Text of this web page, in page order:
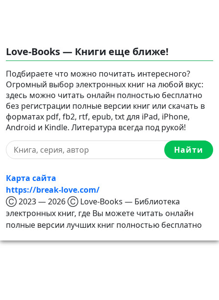
Love-Books — Книги еще ближе!
Подбираете что можно почитать интересного?
Огромный выбор электронных книг на любой вкус:
здесь можно читать онлайн полностью бесплатно
без регистрации полные версии книг или скачать в
форматах pdf, fb2, rtf, epub, txt для iPad, iPhone,
Android и Kindle. Литература всегда под рукой!
Найти
Карта сайта
https://break-love.com/
Ⓒ 2023 — 2026 Ⓒ Love-Books — Библиотека
электронных книг, где Вы можете читать онлайн
полные версии лучших книг полностью бесплатно